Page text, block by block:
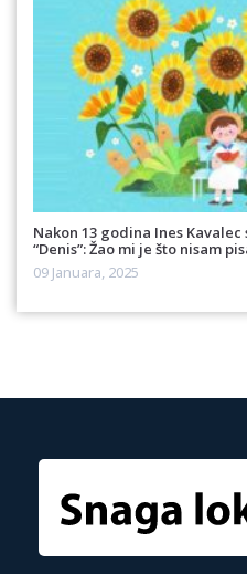
Nakon 13 godina Ines
“Denis”: Žao mi je što nisam
09 Januara, 2025